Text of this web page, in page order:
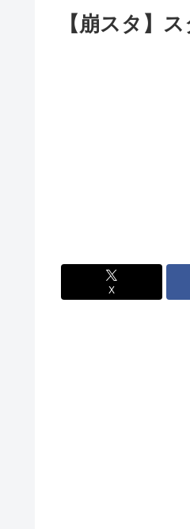
【崩スタ】
X